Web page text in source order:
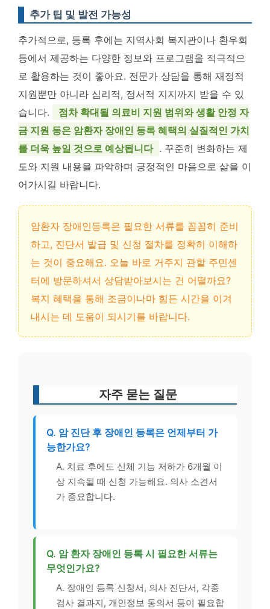
추가 팁 및 발전 가능성
추가적으로, 등록 후에는 지역사회 복지관이나 환우회
등에서 제공하는 다양한 정보와 프로그램을 적극적으
로 활용하는 것이 좋아요. 전문가 상담을 통해 재정적
지원뿐만 아니라 심리적, 정서적 지지까지 받을 수 있
습니다.
점차 확대될 의료비 지원 범위와 생활 안정 자
금 지원 등은 암환자 장애인 등록 혜택의 실질적인 가치
를 더욱 높일 것으로 예상됩니다 . 꾸준히 변화하는 제
도와 지원 내용을 파악하며 긍정적인 마음으로 삶을 이
어가시길 바랍니다.
암환자 장애인등록은 필요한 서류를 꼼꼼히 준비
하고, 진단서 발급 및 신청 절차를 정확히 이해하
는 것이 중요해요. 오늘 바로 거주지 관할 주민센
터에 방문하셔서 상담받아보시는 건 어떨까요?
복지 혜택을 통해 조금이나마 힘든 시간을 이겨
내시는 데 도움이 되시기를 바랍니다.
자주 묻는 질문
Q. 암 진단 후 장애인 등록은 언제부터 가
능한가요?
A. 치료 후에도 신체 기능 저하가 6개월 이
상 지속될 때 신청 가능해요. 의사 소견서
가 중요합니다.
Q. 암 환자 장애인 등록 시 필요한 서류는
무엇인가요?
A. 장애인 등록 신청서, 의사 진단서, 각종
검사 결과지, 개인정보 동의서 등이 필요합